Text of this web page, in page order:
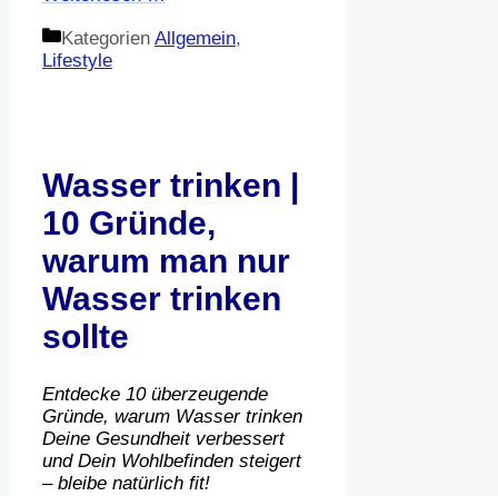
Kategorien Allgemein,
Lifestyle
Wasser trinken |
10 Gründe,
warum man nur
Wasser trinken
sollte
Entdecke 10 überzeugende
Gründe, warum Wasser trinken
Deine Gesundheit verbessert
und Dein Wohlbefinden steigert
– bleibe natürlich fit!